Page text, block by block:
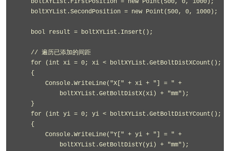
    boltXYList.FirstPosition = new Point(500, 0, 1000);
    boltXYList.SecondPosition = new Point(500, 0, 1000);
    bool result = boltXYList.Insert();
    // 遍历已添加的间距
for (int xi = 0; xi < boltXYList.GetBoltDistXCount();
    {
        Console.WriteLine("X[" + xi + "] = " +
            boltXYList.GetBoltDistX(xi) + "mm");
    }
for (int yi = 0; yi < boltXYList.GetBoltDistYCount();
    {
        Console.WriteLine("Y[" + yi + "] = " +
            boltXYList.GetBoltDistY(yi) + "mm");